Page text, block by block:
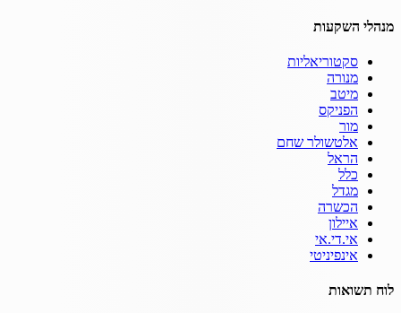
מנהלי השקעות
סקטוריאליות
מנורה
מיטב
הפניקס
מור
אלטשולר שחם
הראל
כלל
מגדל
הכשרה
איילון
אי.די.אי
אינפיניטי
לוח תשואות